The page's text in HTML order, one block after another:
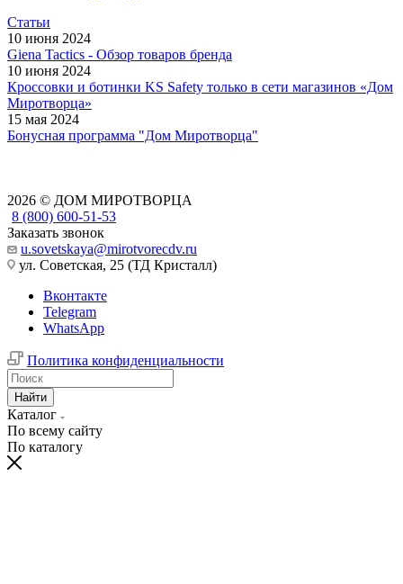
Статьи
10 июня 2024
Giena Tactics - Обзор товаров бренда
10 июня 2024
Кроссовки и ботинки KS Safety только в сети магазинов «Дом
Миротворца»
15 мая 2024
Бонусная программа "Дом Миротворца"
2026 © ДОМ МИРОТВОРЦА
8 (800) 600-51-53
Заказать звонок
u.sovetskaya@mirotvorecdv.ru
ул. Советская, 25 (ТД Кристалл)
Вконтакте
Telegram
WhatsApp
Политика конфиденциальности
Найти
Каталог
По всему сайту
По каталогу